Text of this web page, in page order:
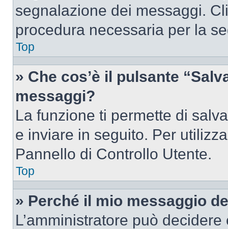
segnalazione dei messaggi.
procedura necessaria per la
Top
» Che cos’è il pulsante
messaggi?
La funzione ti permette di
e inviare in seguito. Per
Pannello di Controllo Utente.
Top
» Perché il mio messaggio
L’amministratore può